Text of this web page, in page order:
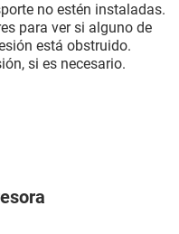
no estén instaladas.
para ver si alguno de
está obstruido.
si es necesario.